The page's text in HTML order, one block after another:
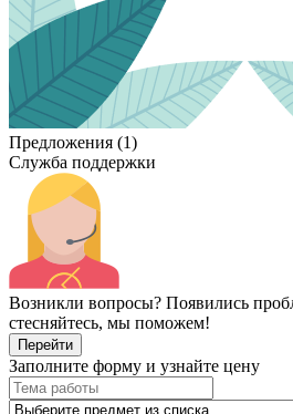
Предложения (1)
Служба поддержки
Возникли вопросы? Появились
стесняйтесь, мы поможем!
Перейти
Заполните форму и узнайте цену